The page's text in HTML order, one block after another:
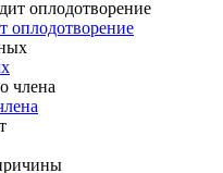
оплодотворение